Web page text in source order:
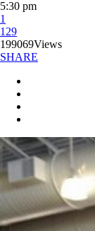
5:30 pm
1
129
199069Views
SHARE